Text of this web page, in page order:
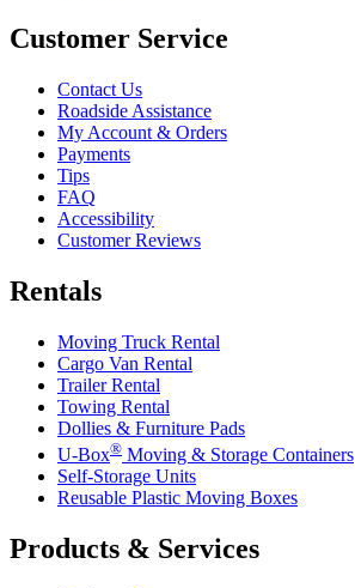
Customer Service
Contact Us
Roadside Assistance
My Account & Orders
Payments
Tips
FAQ
Accessibility
Customer Reviews
Rentals
Moving Truck Rental
Cargo Van Rental
Trailer Rental
Towing Rental
Dollies & Furniture Pads
U-Box® Moving & Storage Containers
Self-Storage Units
Reusable Plastic Moving Boxes
Products & Services